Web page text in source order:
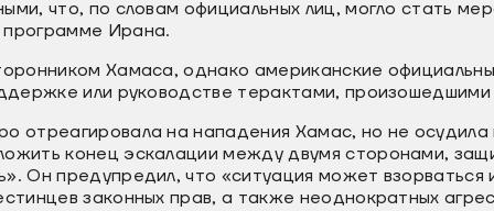
что, по словам официальных лиц, могло стать
Ирана.
Хамаса, однако американские
или руководстве терактами, произошедшими
отреагировала на нападения Хамас, но не
конец эскалации между двумя сторонами,
Он предупредил, что «ситуация может
законных прав, а также неоднократных